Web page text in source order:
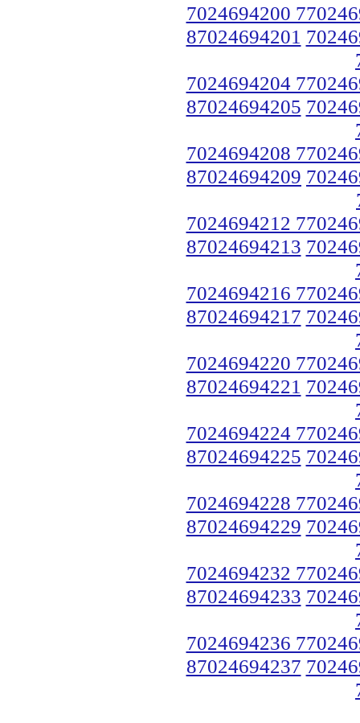
7024694200
87024694201
7024694204
87024694205
7024694208
87024694209
7024694212
87024694213
7024694216
87024694217
7024694220
87024694221
7024694224
87024694225
7024694228
87024694229
7024694232
87024694233
7024694236
87024694237